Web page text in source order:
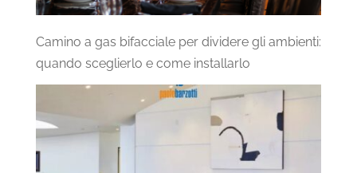
Camino a gas bifacciale per dividere gli ambienti:
quando sceglierlo e come installarlo